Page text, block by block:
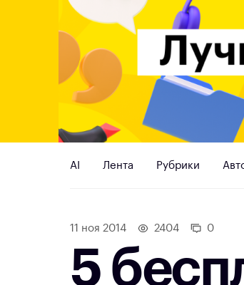
AI Лента Рубрики
11 ноя 2014 2404 0
5